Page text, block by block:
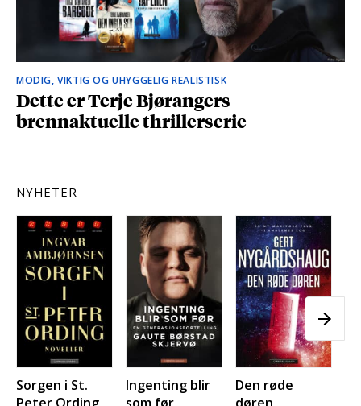
MODIG, VIKTIG OG UHYGGELIG REALISTISK
Dette er Terje Bjørangers
brennaktuelle thrillerserie
NYHETER
Sorgen i St.
Ingenting blir
Den røde